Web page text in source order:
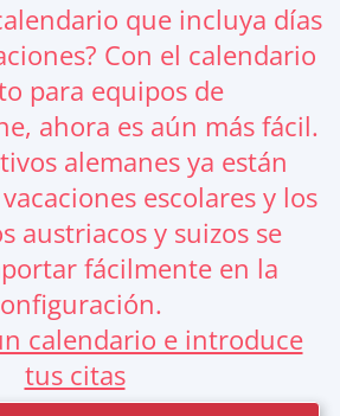
que incluya días
Con el calendario
para equipos de
ahora es aún más fácil.
alemanes ya están
escolares y los
austriacos y suizos se
fácilmente en la
calendario e introduce
tus citas